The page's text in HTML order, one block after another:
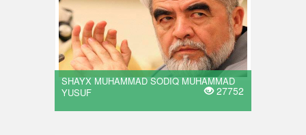
SHAYX MUHAMMAD SODIQ MUHAMMAD
YUSUF
27752